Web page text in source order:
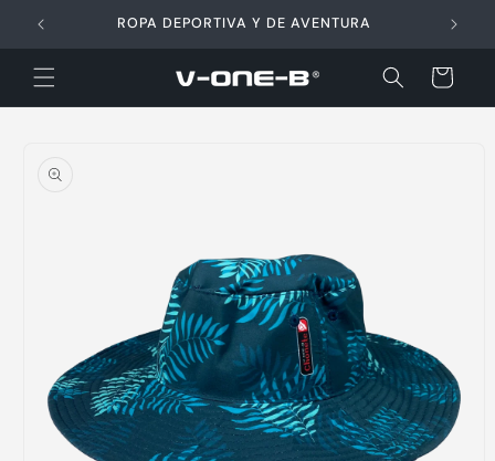
directamente
al contenido
ROPA DEPORTIVA Y DE AVENTURA
Carrito
información